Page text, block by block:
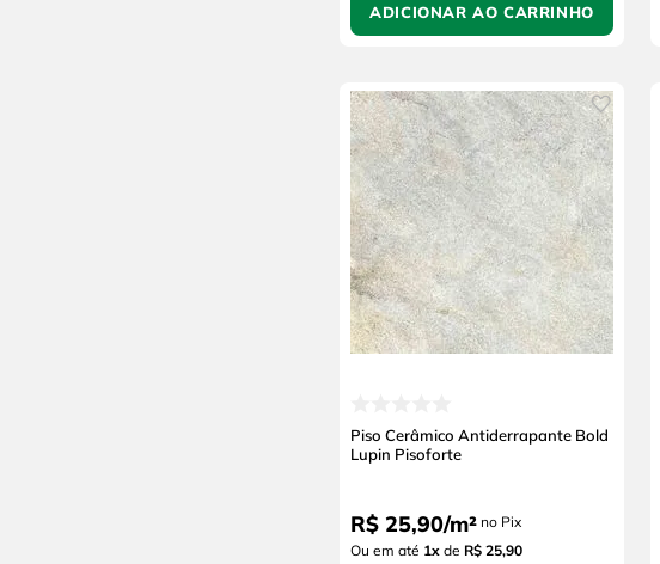
ADICIONAR AO CARRINHO
Piso Cerâmico Antiderrapante Bold
Lupin Pisoforte
R$ 25,90/m² no Pix
Ou em até 1x de R$ 25,90